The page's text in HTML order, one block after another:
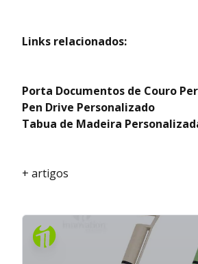
Links relacionados:
Porta Documentos de Couro
Pen Drive Personalizado
Tabua de Madeira
+ artigos